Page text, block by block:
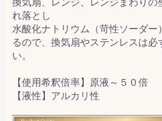
れ落とし
水酸化ナトリウム（苛性ソーダー
るので、換気扇やステンレスは必
い。
【使用希釈倍率】原液～５０倍
【液性】アルカリ性